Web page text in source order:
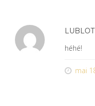
LUBLOT
héhé!
mai